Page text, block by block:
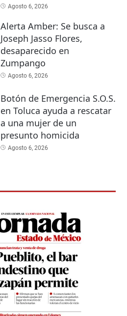
Agosto 6, 2026
Alerta Amber: Se busca a
Joseph Jasso Flores,
desaparecido en
Zumpango
Agosto 6, 2026
Botón de Emergencia S.O.S.
en Toluca ayuda a rescatar
a una mujer de un
presunto homicida
Agosto 6, 2026